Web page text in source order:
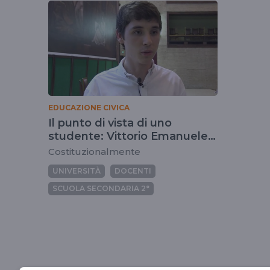
tag
EDUCAZIONE CIVICA
Il punto di vista di uno
studente: Vittorio Emanuele
Agostinelli
Costituzionalmente
UNIVERSITÀ
DOCENTI
SCUOLA SECONDARIA 2°